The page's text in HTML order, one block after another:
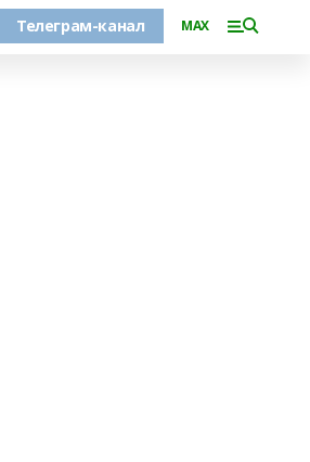
Телеграм-канал MAX